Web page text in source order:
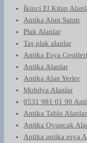
İkinci El Kitap
Antika Alım Satım
Plak Alanlar
Taş plak alanlar
Antika Eşya Çeşitleri
Antika Alanlar
Antika Alan Yerler
Mobilya Alanlar
0531 981 01 90
Antika Tablo Alanlar
Antika Oyuncak
Antika antika eşya